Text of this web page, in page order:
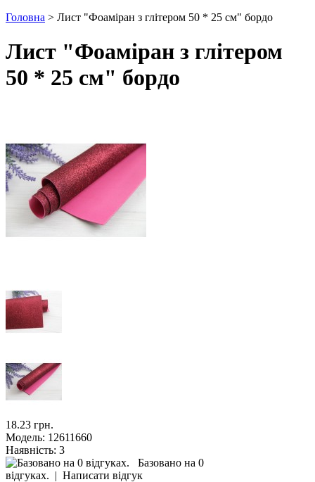
Головна > Лист "Фоаміран з глітером 50 * 25 см" бордо
Лист "Фоаміран з глітером
50 * 25 см" бордо
18.23 грн.
Модель: 12611660
Наявність: 3
Базовано на 0
відгуках. | Написати відгук